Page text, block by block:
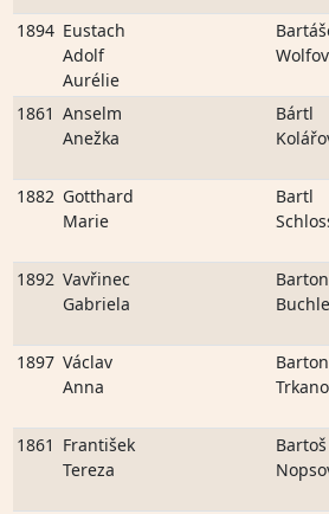
1894 Eustach
Adolf
Aurélie
1861 Anselm
Anežka
Bártl
1882 Gotthard
Marie
Bartl
1892 Vavřinec
Gabriela
1897 Václav
Anna
1861 František
Tereza
Bartoš